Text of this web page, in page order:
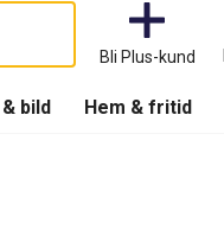
Bli Plus-kund
bild Hem & fritid